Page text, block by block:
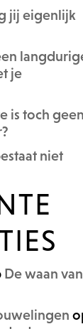
jij eigenlijk
je
is toch geen
niet
De waan van